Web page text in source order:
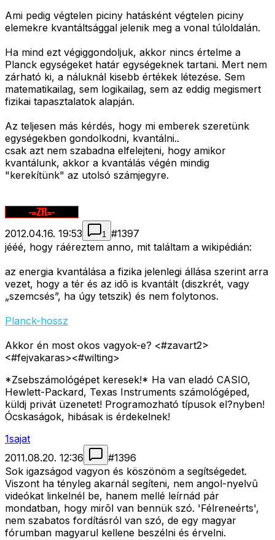
Ami pedig végtelen piciny hatásként végtelen piciny
elemekre kvantáltsággal jelenik meg a vonal túloldalán.
Ha mind ezt végiggondoljuk, akkor nincs értelme a
Planck egységeket határ egységeknek tartani. Mert nem
zárható ki, a náluknál kisebb értékek létezése. Sem
matematikailag, sem logikailag, sem az eddig megismert
fizikai tapasztalatok alapján.
Az teljesen más kérdés, hogy mi emberek szeretünk
egységekben gondolkodni, kvantálni..
csak azt nem szabadna elfelejteni, hogy amikor
kvantálunk, akkor a kvantálás végén mindig
"kerekítünk" az utolsó számjegyre.
2012.04.16. 19:53 1 #1397
jééé, hogy ráéreztem anno, mit találtam a wikipédián:
az energia kvantálása a fizika jelenlegi állása szerint arra
vezet, hogy a tér és az idõ is kvantált (diszkrét, vagy
„szemcsés”, ha úgy tetszik) és nem folytonos.
Planck-hossz
Akkor én most okos vagyok-e? <#zavart2>
<#fejvakaras><#wilting>
*Zsebszámológépet keresek!* Ha van eladó CASIO,
Hewlett-Packard, Texas Instruments számológéped,
küldj privát üzenetet! Programozható típusok el?nyben!
Ócskaságok, hibásak is érdekelnek!
1sajat
2011.08.20. 12:36
#1396
Sok igazságod vagyon és köszönöm a segítségedet.
Viszont ha tényleg akarnál segíteni, nem angol-nyelvû
videókat linkelnél be, hanem mellé leírnád pár
mondatban, hogy mirõl van bennük szó. 'Félreneérts',
nem szabatos fordításról van szó, de egy magyar
fórumban magyarul kellene beszélni és érvelni.